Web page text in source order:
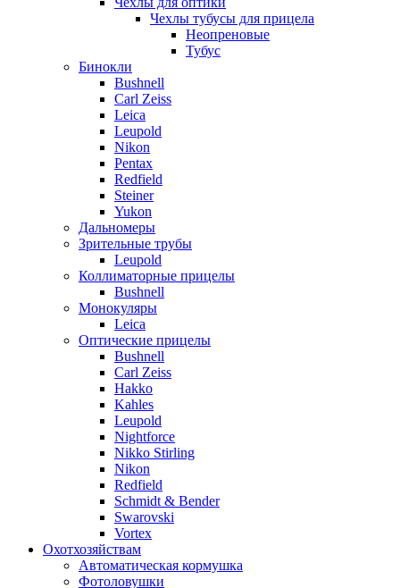
Чехлы тубусы для прицела
Неопреновые
Тубус
Бинокли
Bushnell
Carl Zeiss
Leica
Leupold
Nikon
Pentax
Redfield
Steiner
Yukon
Дальномеры
Зрительные трубы
Leupold
Коллиматорные прицелы
Bushnell
Монокуляры
Leica
Оптические прицелы
Bushnell
Carl Zeiss
Hakko
Kahles
Leupold
Nightforce
Nikko Stirling
Nikon
Redfield
Schmidt & Bender
Swarovski
Vortex
Охотхозяйствам
Автоматическая кормушка
Фотоловушки